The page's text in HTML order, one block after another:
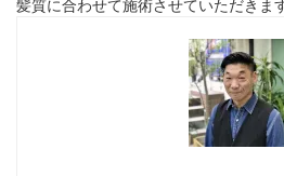
髪質に合わせて施術させていただきます